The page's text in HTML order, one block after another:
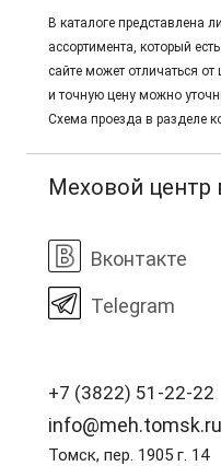
В каталоге представлена
ассортимента, который
сайте может отличаться
и точную цену можно
Схема проезда в разделе
Меховой центр
Вконтакте
Telegram
+7 (3822) 51-22-22
info@meh.tomsk.ru
Томск, пер. 1905 г. 14